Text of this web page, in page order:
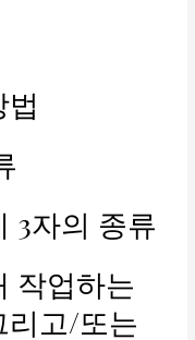
3자의 종류
작업하는
리고/또는